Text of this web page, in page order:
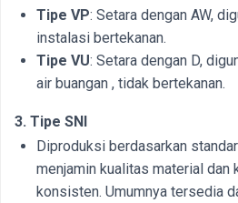
Tipe VP: Setara dengan AW,
instalasi bertekanan.
Tipe VU: Setara dengan D,
air buangan , tidak bertekanan.
3. Tipe SNI
Diproduksi berdasarkan
menjamin kualitas material dan
konsisten. Umumnya tersedia